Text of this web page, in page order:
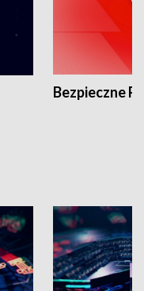
Bezpieczne